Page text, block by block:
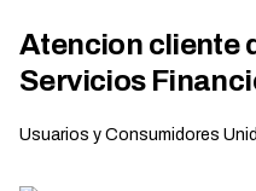
HACÉ TU DENUNCIA
Atencion cliente
Servicios
Usuarios y Consumidores